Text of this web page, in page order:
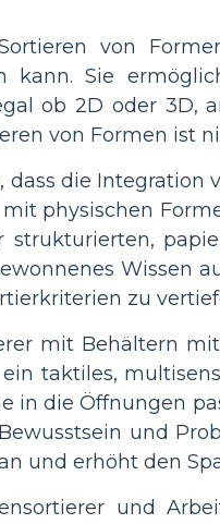
von
kann. Sie
ob 2D oder 3D,
von Formen ist
dass die
physischen
Wissen
zu
mit Behältern
taktiles,
in die Öffnungen
und
und erhöht den
und